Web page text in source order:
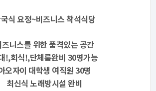
식 요정~비즈니스 착석식당
즈니스를 위한 품격있는 공간
!,회식!,단체룸완비 30명가능
오자이 대학생 여직원 30명
최신식 노래방시설 완비